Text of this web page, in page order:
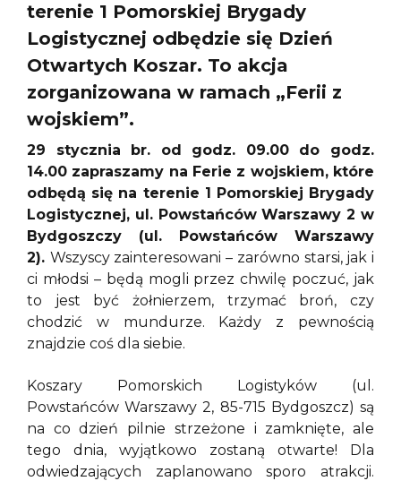
terenie 1 Pomorskiej Brygady
Logistycznej odbędzie się Dzień
Otwartych Koszar. To akcja
zorganizowana w ramach „Ferii z
wojskiem”.
29 stycznia br. od godz. 09.00 do godz.
14.00 zapraszamy na Ferie z wojskiem, które
odbędą się na terenie 1 Pomorskiej Brygady
Logistycznej, ul. Powstańców Warszawy 2 w
Bydgoszczy (ul. Powstańców Warszawy
2). Wszyscy zainteresowani – zarówno starsi, jak i
ci młodsi – będą mogli przez chwilę poczuć, jak
to jest być żołnierzem, trzymać broń, czy
chodzić w mundurze. Każdy z pewnością
znajdzie coś dla siebie.
Koszary Pomorskich Logistyków (ul.
Powstańców Warszawy 2, 85-715 Bydgoszcz) są
na co dzień pilnie strzeżone i zamknięte, ale
tego dnia, wyjątkowo zostaną otwarte! Dla
odwiedzających zaplanowano sporo atrakcji.